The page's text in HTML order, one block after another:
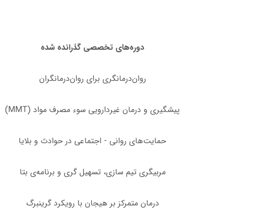
دوره‌های تخصصی گذرانده شده
روان‌درمانگری برای روان‌درمانگران
پیشگیری و درمان غیردارویی سوء مصرف مواد (MMT)
حمایت‌های روانی - اجتماعی در حوادث و بلایا
مربیگری تیم‌ سازی، تسهیل گری و برنامه‌ی بتا
درمان متمرکز بر هیجان با رویکرد گرینبرگ